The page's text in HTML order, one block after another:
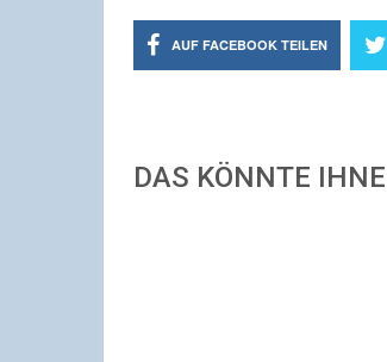
AUF FACEBOOK TEILEN
DAS KÖNNTE